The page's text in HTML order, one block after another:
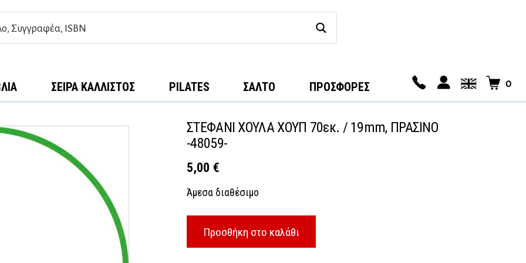
ΣΕΙΡΆ ΚΆΛΛΙΣΤΟΣ PILATES ΣΑΛΤΟ ΠΡΟΣΦΟΡΕΣ 0
ΣΤΕΦΑΝΙ ΧΟΥΛΑ ΧΟΥΠ 70εκ. / 19mm, ΠΡΑΣΙΝΟ
-48059-
5,00 €
Άμεσα διαθέσιμο
Προσθήκη στο καλάθι